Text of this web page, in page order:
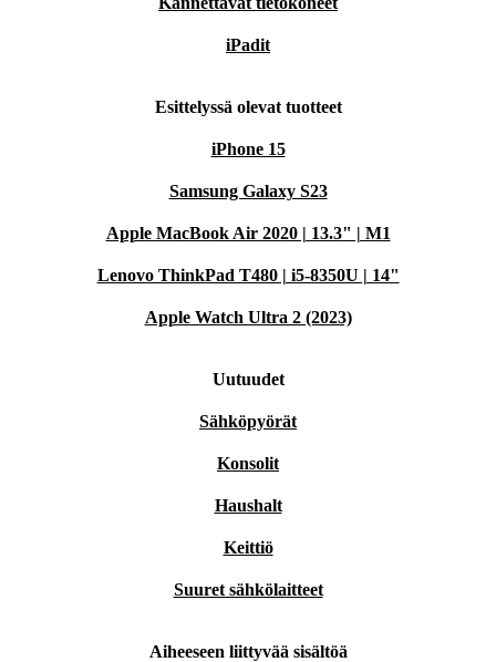
iPadit
Esittelyssä olevat tuotteet
iPhone 15
Samsung Galaxy S23
Apple MacBook Air 2020 | 13.3" | M1
Lenovo ThinkPad T480 | i5-8350U | 14"
Apple Watch Ultra 2 (2023)
Uutuudet
Sähköpyörät
Konsolit
Haushalt
Keittiö
Suuret sähkölaitteet
Aiheeseen liittyvää sisältöä